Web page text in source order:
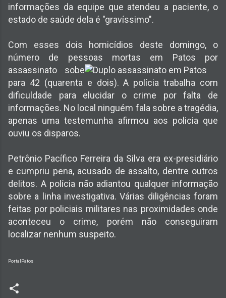
informações da equipe que atendeu a paciente, o
estado de saúde dela é "gravíssimo".
Com esses dois homicídios deste domingo, o
número de pessoas mortas em Patos por
assassinato sobe
para 42 (quarenta e dois). A polícia trabalha com
dificuldade para elucidar o crime por falta de
informações. No local ninguém fala sobre a tragédia,
apenas uma testemunha afirmou aos policia que
ouviu os disparos.
Petrônio Pacífico Ferreira da Silva era ex-presidiário
e cumpriu pena, acusado de assalto, dentre outros
delitos. A polícia não adiantou qualquer informação
sobre a linha investigativa. Várias diligências foram
feitas por policiais militares nas proximidades onde
aconteceu o crime, porém não conseguiram
localizar nenhum suspeito.
PortalPatos